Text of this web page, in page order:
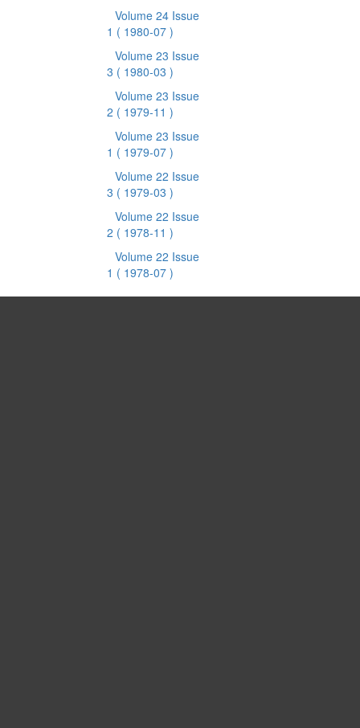
Volume 24 Issue
1 ( 1980-07 )
Volume 23 Issue
3 ( 1980-03 )
Volume 23 Issue
2 ( 1979-11 )
Volume 23 Issue
1 ( 1979-07 )
Volume 22 Issue
3 ( 1979-03 )
Volume 22 Issue
2 ( 1978-11 )
Volume 22 Issue
1 ( 1978-07 )